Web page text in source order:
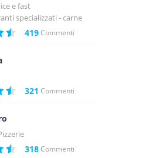
e fast
specializzati - carne
419Commenti
321 Commenti
318Commenti